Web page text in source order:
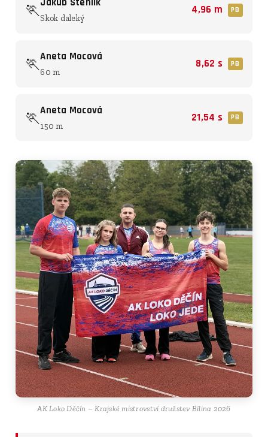
🏃 Skok daleký
4,96 m PB
🏃Aneta Mocová
60 m
8,62 s PB
🏃Aneta Mocová
150 m
21,54 s PB
AK Loko Děčín – Krajské mistrovství družstev Bílina 2026